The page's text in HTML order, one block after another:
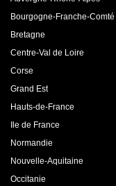
Bourgogne-Franche-Comté
Bretagne
Centre-Val de Loire
Corse
Grand Est
Hauts-de-France
Ile de France
Normandie
Nouvelle-Aquitaine
Occitanie